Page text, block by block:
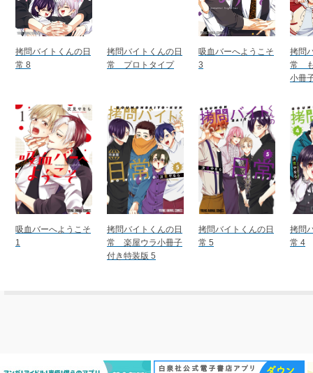
拷問バイトくんの日
常 8
拷問バイトくんの日
常 プロトタイプ
吸血バーへようこそ
3
拷問
常 も
小冊
吸血バーへようこそ
1
拷問バイトくんの日
常 楽屋ウラ小冊子
付き特装版 5
拷問バイトくんの日
常 5
拷問
常 4